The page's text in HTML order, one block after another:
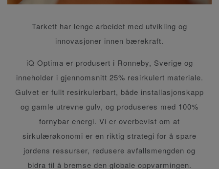
Tarkett har lenge arbeidet med utvikling og
innovasjoner innen bærekraft.
iQ Optima er produsert i Ronneby, Sverige og
inneholder i gjennomsnitt 25% resirkulert materiale.
Gulvet er fullt resirkulerbart, både installasjonskapp
og gamle utrevne gulv, og produseres med 100%
fornybar energi. Vi er overbevist om at
sirkulærøkonomi er en riktig strategi for å spare
jordens ressurser, redusere avfallsmengden og
bidra til å bremse den globale oppvarmingen.